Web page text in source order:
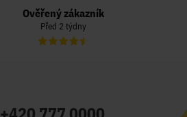
Ověřený zákazník
Před 2 týdny